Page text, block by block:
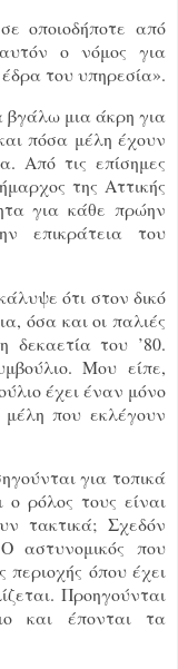
οποιοδήποτε από
ο νόμος για
του υπηρεσία».
βγάλω μια άκρη για
πόσα μέλη έχουν
Από τις επίσημες
της Αττικής
για κάθε πρώην
επικράτεια του
ότι στον δικό
όσα και οι παλιές
δεκαετία του ’80.
Μου είπε,
έχει έναν μόνο
που εκλέγουν
για τοπικά
ο ρόλος τους είναι
τακτικά; Σχεδόν
αστυνομικός που
περιοχής όπου έχει
Προηγούνται
και έπονται τα